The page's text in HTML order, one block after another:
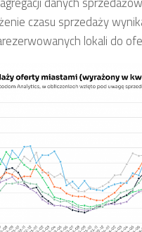
czasu sprzedaży
lokali do